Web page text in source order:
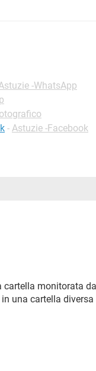
-WhatsApp
- Astuzie -Facebook
monitorata
una cartella